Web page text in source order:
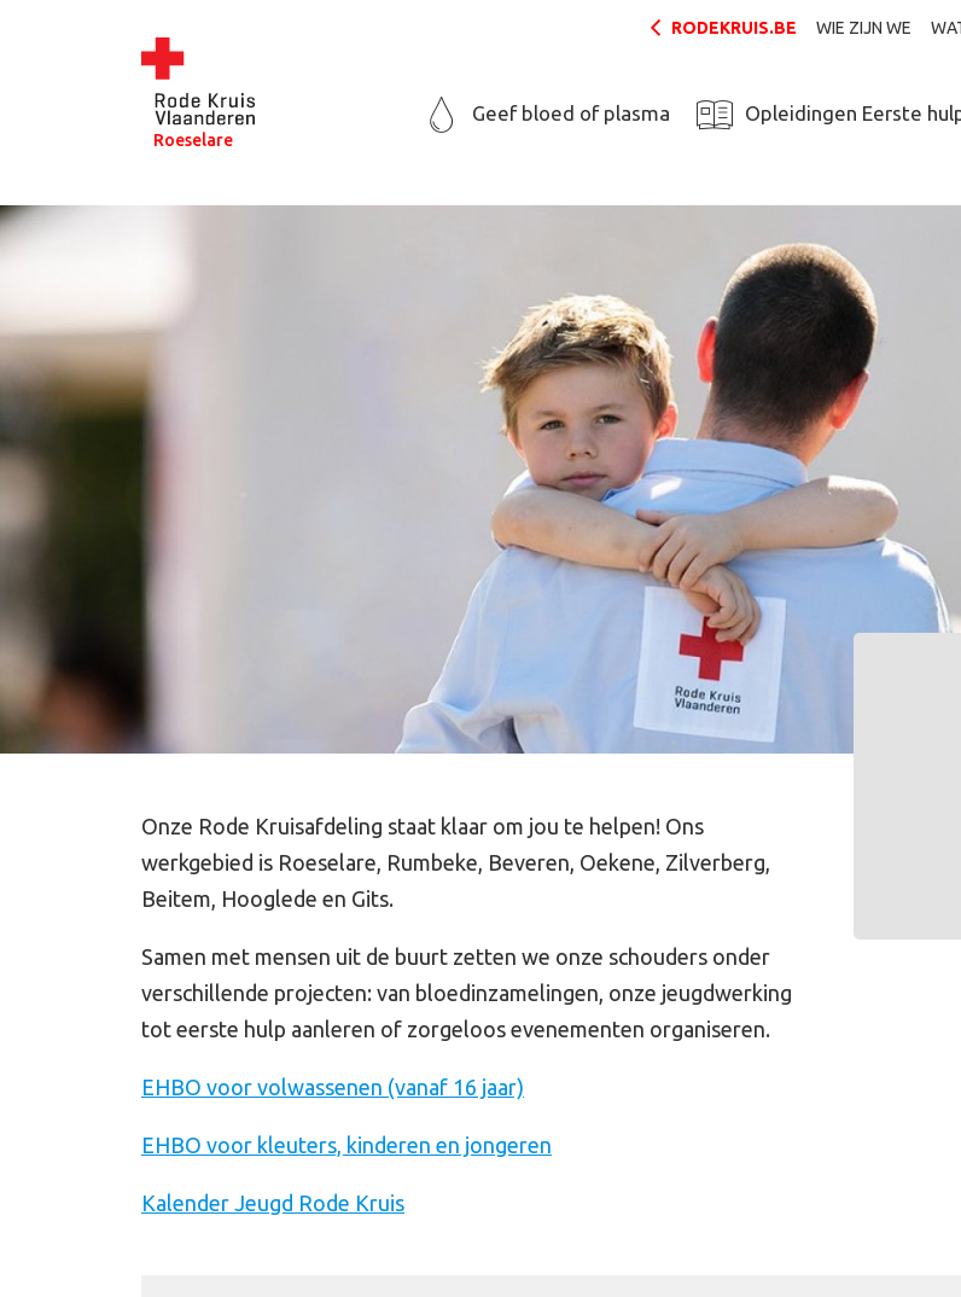
RODEKRUIS.BE WIE ZIJN WE
Roeselare
Geef bloed of plasma Opleidingen Eerste
Onze Rode Kruisafdeling staat klaar om jou te helpen! Ons
werkgebied is Roeselare, Rumbeke, Beveren, Oekene, Zilverberg,
Beitem, Hooglede en Gits.
Samen met mensen uit de buurt zetten we onze schouders onder
verschillende projecten: van bloedinzamelingen, onze jeugdwerking
tot eerste hulp aanleren of zorgeloos evenementen organiseren.
EHBO voor volwassenen (vanaf 16 jaar)
EHBO voor kleuters, kinderen en jongeren
Kalender Jeugd Rode Kruis